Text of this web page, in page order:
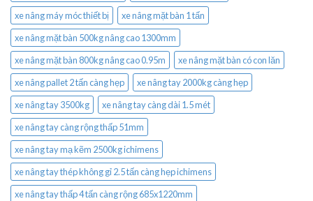
xe nâng máy móc thiết bị
xe nâng mặt bàn 1 tấn
xe nâng mặt bàn 500kg nâng cao 1300mm
xe nâng mặt bàn 800kg nâng cao 0.95m
xe nâng mặt bàn có con lăn
xe nâng pallet 2 tấn càng hẹp
xe nâng tay 2000kg càng hẹp
xe nâng tay 3500kg
xe nâng tay càng dài 1.5 mét
xe nâng tay càng rộng thấp 51mm
xe nâng tay mạ kẽm 2500kg ichimens
xe nâng tay thép không gỉ 2.5 tấn càng hẹp ichimens
xe nâng tay thấp 4 tấn càng rộng 685x1220mm